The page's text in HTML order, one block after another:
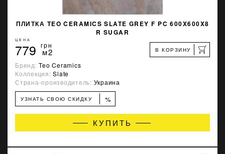
ПЛИТКА TEO CERAMICS SLATE GREY F PC 600X600X8
R SUGAR
ЦЕНА
779 грн
м2 В КОРЗИНУ
Бренд:Teo Ceramics
Коллекция:Slate
Страна-производитель: Украина
УЗНАТЬ СВОЮ СКИДКУ %
КУПИТЬ